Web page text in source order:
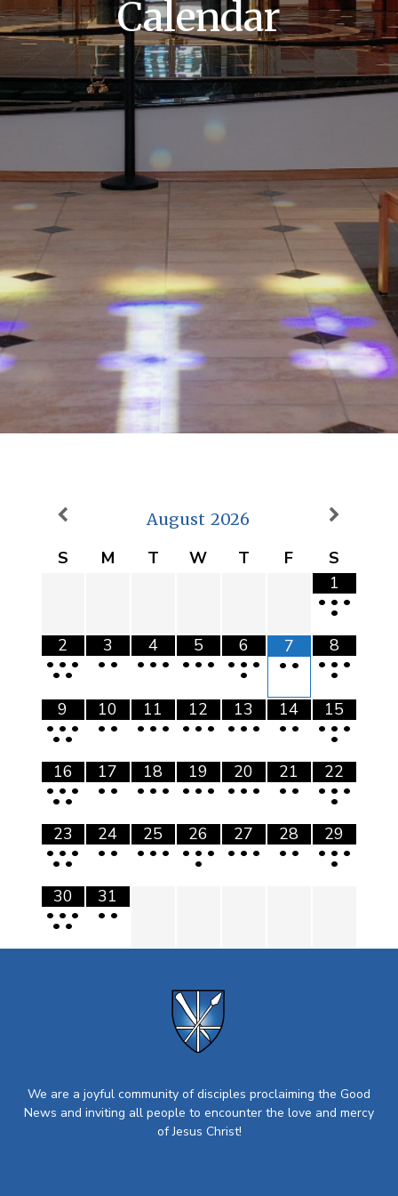
Calendar
August 2026
S M T W T F
S
1
• • •
•
2
• • •
••
3
• •
4
• • •
5
• • •
6
• • •
•
7
• •
8
• • •
•
9
• • •
••
10
• •
11
• • •
12
• • •
13
• • •
14
• •
15
• • •
•
16
• • •
••
17
• •
18
• • •
19
• • •
20
• • •
21
• •
22
• • •
•
23
• • •
••
24
• •
25
• • •
26
• • •
•
27
• • •
28
• •
29
• • •
•
30
• • •
••
31
• •
We are a joyful community of disciples proclaiming the Good
News and inviting all people to encounter the love and mercy
of Jesus Christ!